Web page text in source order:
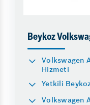
Beykoz
Volkswagen
Hizmeti
Yetkili
Volkswagen